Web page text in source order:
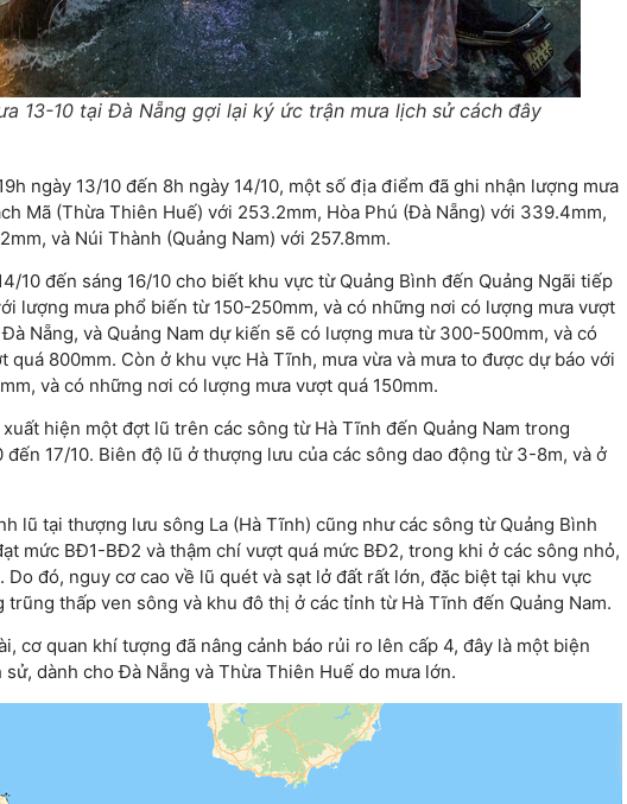
13-10 tại Đà Nẵng gợi lại ký ức trận mưa lịch sử cách đây
ngày 13/10 đến 8h ngày 14/10, một số địa điểm đã ghi nhận lượng mưa
Mã (Thừa Thiên Huế) với 253.2mm, Hòa Phú (Đà Nẵng) với 339.4mm,
và Núi Thành (Quảng Nam) với 257.8mm.
10 đến sáng 16/10 cho biết khu vực từ Quảng Bình đến Quảng Ngãi tiếp
lượng mưa phổ biến từ 150-250mm, và có những nơi có lượng mưa vượt
Nẵng, và Quảng Nam dự kiến sẽ có lượng mưa từ 300-500mm, và có
800mm. Còn ở khu vực Hà Tĩnh, mưa vừa và mưa to được dự báo với
và có những nơi có lượng mưa vượt quá 150mm.
hiện một đợt lũ trên các sông từ Hà Tĩnh đến Quảng Nam trong
đến 17/10. Biên độ lũ ở thượng lưu của các sông dao động từ 3-8m, và ở
lũ tại thượng lưu sông La (Hà Tĩnh) cũng như các sông từ Quảng Bình
mức BĐ1-BĐ2 và thậm chí vượt quá mức BĐ2, trong khi ở các sông nhỏ,
đó, nguy cơ cao về lũ quét và sạt lở đất rất lớn, đặc biệt tại khu vực
thấp ven sông và khu đô thị ở các tỉnh từ Hà Tĩnh đến Quảng Nam.
cơ quan khí tượng đã nâng cảnh báo rủi ro lên cấp 4, đây là một biện
dành cho Đà Nẵng và Thừa Thiên Huế do mưa lớn.